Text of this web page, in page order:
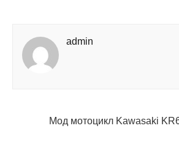
admin
Мод мотоцикл Kawasaki